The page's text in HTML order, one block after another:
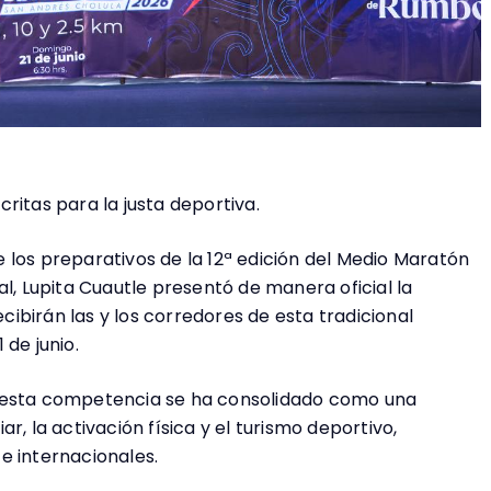
para la justa deportiva.
preparativos de la 12ª edición del Medio Maratón
Lupita Cuautle presentó de manera oficial la
las y los corredores de esta tradicional
junio.
competencia se ha consolidado como una
la activación física y el turismo deportivo,
internacionales.